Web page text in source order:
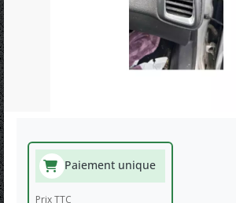
Paiement unique
Prix TTC